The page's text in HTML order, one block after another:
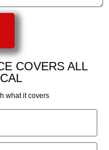
COVERS ALL
what it covers